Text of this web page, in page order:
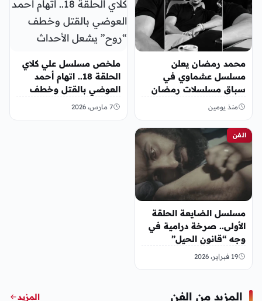
محمد رمضان يعلن
مسلسل عشماوي في
سباق مسلسلات رمضان
2027منذ يومين
ملخص مسلسل علي كلاي
الحلقة 18.. اتهام أحمد
العوضي بالقتل وخطف
“روح” يشعل الأحداث
7 مارس، 2026
الفن
مسلسل الضايعة الحلقة
الأولى.. صرخة درامية في
وجه “قانون الحيل”
والضياع اليمني الممنهج
19 فبراير، 2026
المزيد من الفن المزيد